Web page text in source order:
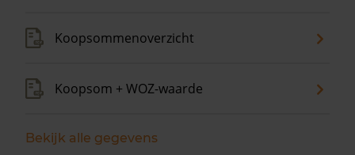
Koopsommenoverzicht
Koopsom + WOZ-waarde
Bekijk alle gegevens